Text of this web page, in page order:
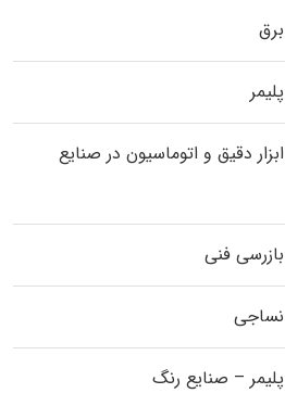
دقیق و اتوماسیون در صنایع
فنی
– صنایع رنگ